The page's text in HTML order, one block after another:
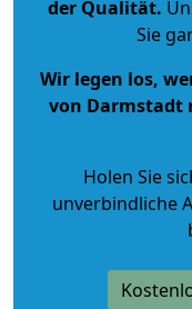
der Qualität.
Sie
Wir legen los,
von Darmstadt
Holen Sie
unverbindliche